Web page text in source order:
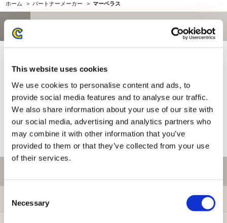
This website uses cookies
We use cookies to personalise content and ads, to
provide social media features and to analyse our traffic.
We also share information about your use of our site with
our social media, advertising and analytics partners who
may combine it with other information that you’ve
provided to them or that they’ve collected from your use
of their services.
Selection
Necessary
ホーム > パートナーメーカー > マーベラス
い。
初めての方へ